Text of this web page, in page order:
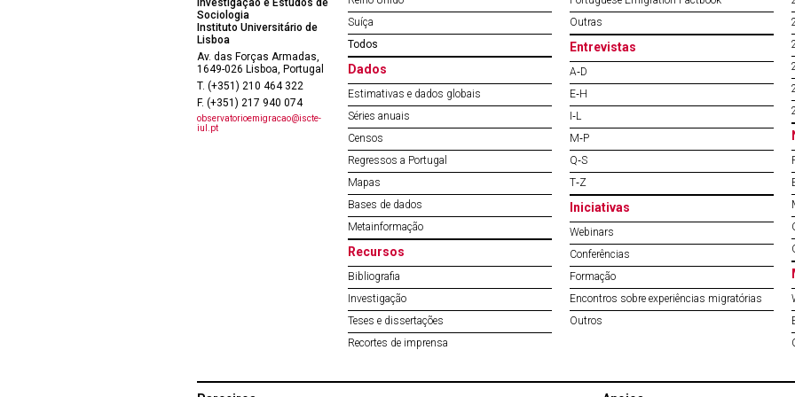
Investigação e Estudos de
Sociologia
Instituto Universitário de
Lisboa
Av. das Forças Armadas,
1649-026 Lisboa, Portugal
T. (+351) 210 464 322
F. (+351) 217 940 074
observatorioemigracao@iscte-
iul.pt
Suíça
Todos
Dados
Estimativas e dados globais
Séries anuais
Censos
Regressos a Portugal
Mapas
Bases de dados
Metainformação
Recursos
Bibliografia
Investigação
Teses e dissertações
Recortes de imprensa
Outras
Entrevistas
A‐D
E‐H
I‐L
M‐P
Q‐S
T‐Z
Iniciativas
Webinars
Conferências
Formação
Encontros sobre experiências migratórias
Outros